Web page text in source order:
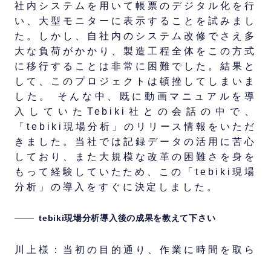
社内システムを用いて帳票のデジタル化を行
い、大型モニターに表示することを試みまし
た。しかし、自社内のシステム改修でさえ多
大な負荷がかかり、製造工程全体をこの方式
に移行することは非常に困難でした。結果と
して、このプロジェクトは頓挫してしまいま
した。 そんな中、既に動画マニュアルを導
入していたTebiki社との会話の中で、
「tebiki現場分析」のリリース情報をいただ
きました。当社では記録データの活用に苦心
しており、また大規模な改革の困難さを身を
もって経験していたため、この「tebiki現場
分析」の導入をすぐに決定しました。
tebiki現場分析導入後の成果を教えて下さい
川上様：当初の目的通り、作業に時間を取ら